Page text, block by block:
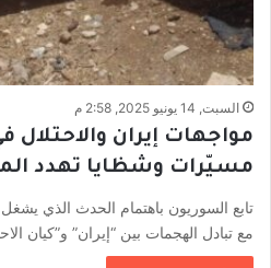
السبت, 14 يونيو 2025, 2:58 م
مواجهات إيران
مسيّرات وشظايا تهدد
تابع السوريون باهتمام الحدث الذي
مع تبادل الهجمات بين “إيران” و”كيان